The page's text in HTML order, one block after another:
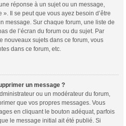
réponse à un sujet ou un message,
Il se peut que vous ayez besoin d’être
message. Sur chaque forum, une liste de
de l’écran du forum ou du sujet. Par
nouveaux sujets dans ce forum, vous
dans ce forum, etc.
un message ?
ou un modérateur du forum,
que vos propres messages. Vous
en cliquant le bouton adéquat, parfois
le message initial ait été publié. Si